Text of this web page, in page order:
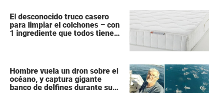
El desconocido truco casero
para limpiar el colchones – con
1 ingrediente que todos tiene
Hombre vuela un dron sobre el
océano, y captura gigante
banco de delfines durante su